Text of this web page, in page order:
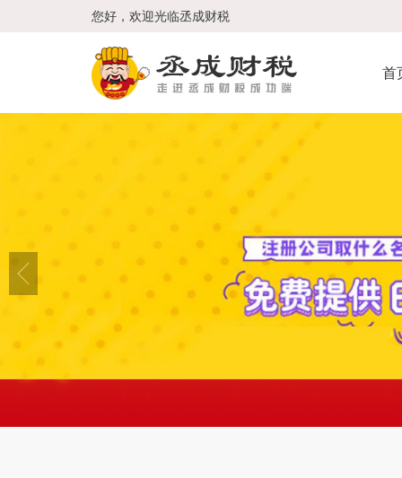
您好，欢迎光临丞成财税
首